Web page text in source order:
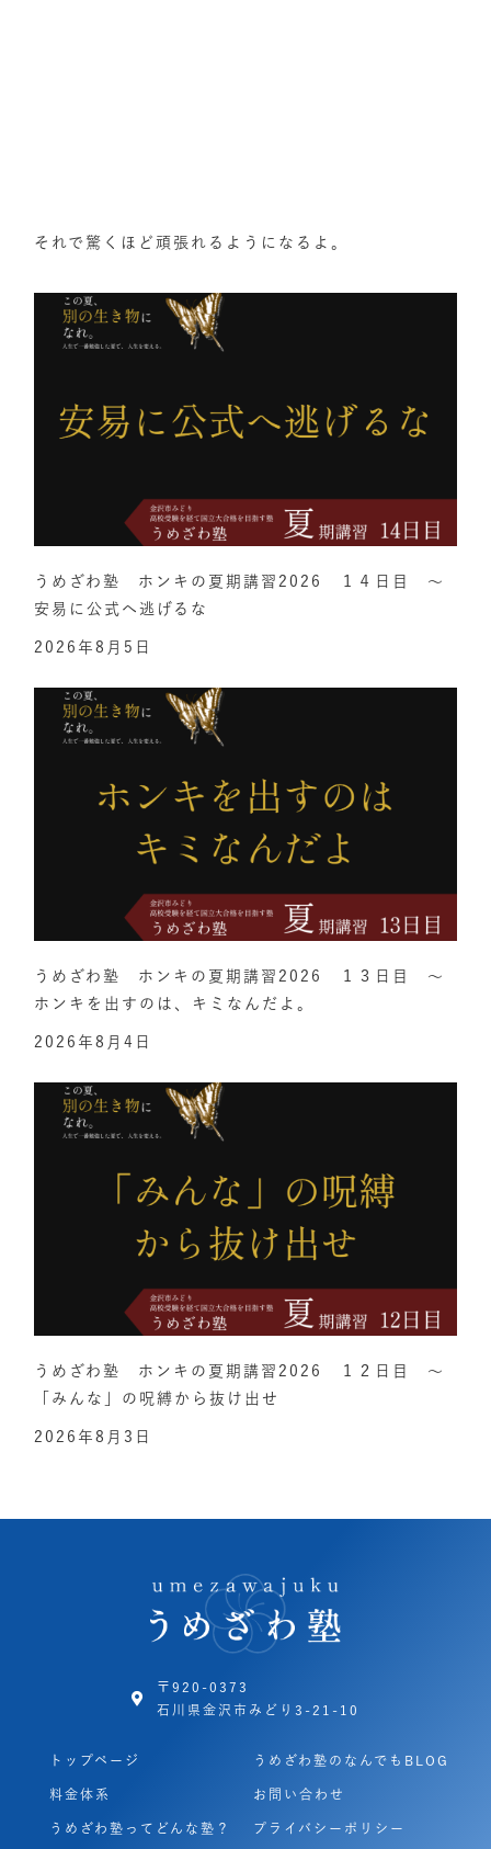
それで驚くほど頑張れるようになるよ。
うめざわ塾 ホンキの夏期講習2026 １４日目 ～
安易に公式へ逃げるな
2026年8月5日
うめざわ塾 ホンキの夏期講習2026 １３日目 ～
ホンキを出すのは、キミなんだよ。
2026年8月4日
うめざわ塾 ホンキの夏期講習2026 １２日目 ～
「みんな」の呪縛から抜け出せ
2026年8月3日
〒920-0373
石川県金沢市みどり3-21-10
トップページ
料金体系
うめざわ塾ってどんな塾？
うめざわ塾のなんでもBLOG
お問い合わせ
プライバシーポリシー